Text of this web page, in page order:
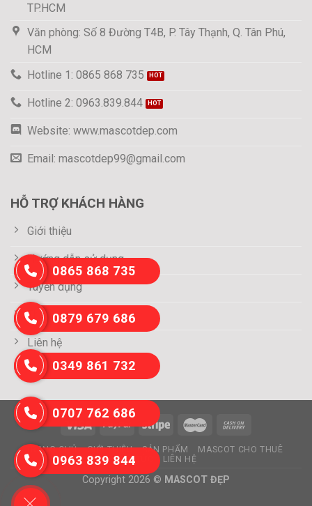
TP.HCM
Văn phòng: Số 8 Đường T4B, P. Tây Thạnh, Q. Tân Phú,
HCM
Hotline 1: 0865 868 735
Hotline 2: 0963.839.844
Website: www.mascotdep.com
Email: mascotdep99@gmail.com
HỖ TRỢ KHÁCH HÀNG
Giới thiệu
Hướng dẫn sử dụng
Tuyển dụng
Thông tin thanh toán
Liên hệ
TRANG CHỦ GIỚI THIỆU SẢN PHẨM
MASCOT CHO THUÊ
TIN TỨC
LIÊN HỆ
Copyright 2026 © MASCOT ĐẸP
0865 868 735
0879 679 686
0349 861 732
0707 762 686
0963 839 844